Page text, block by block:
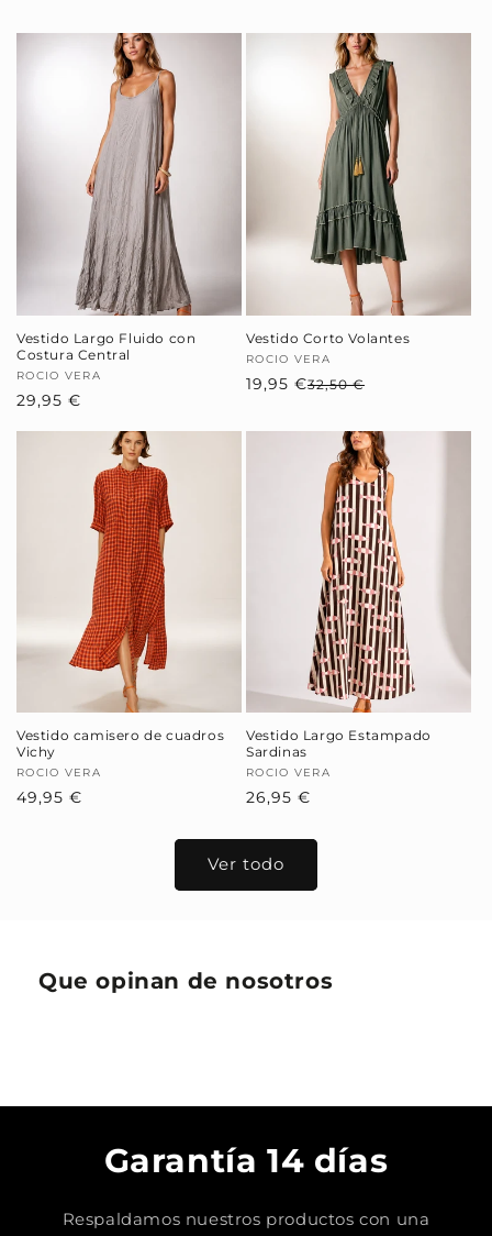
Vestido Largo Fluido con
Costura Central
Proveedor:
ROCIO VERA
Precio
29,95 €
Vestido Corto Volantes
Proveedor:
ROCIO VERA
32,50 €
oferta
19,95 €
Vestido camisero de cuadros
Vichy
Proveedor:
ROCIO VERA
Precio
49,95 €
Vestido Largo Estampado
Sardinas
Proveedor:
ROCIO VERA
Precio
26,95 €
Ver todo
Que opinan de nosotros
Garantía 14 días
Respaldamos nuestros productos con una